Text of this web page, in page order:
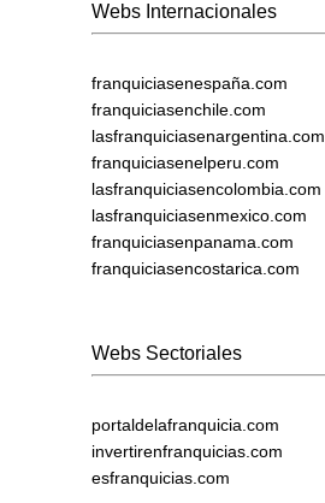
Webs Internacionales
franquiciasenespaña.com
franquiciasenchile.com
lasfranquiciasenargentina.com
franquiciasenelperu.com
lasfranquiciasencolombia.com
lasfranquiciasenmexico.com
franquiciasenpanama.com
franquiciasencostarica.com
Webs Sectoriales
portaldelafranquicia.com
invertirenfranquicias.com
esfranquicias.com